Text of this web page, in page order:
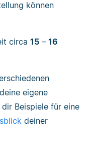
können
circa 15 – 16
eigene
Beispiele für eine
deiner